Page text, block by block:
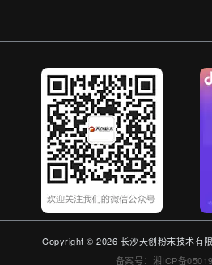
Copyright © 2026 长沙天创粉末技术有
备案号：湘ICP备